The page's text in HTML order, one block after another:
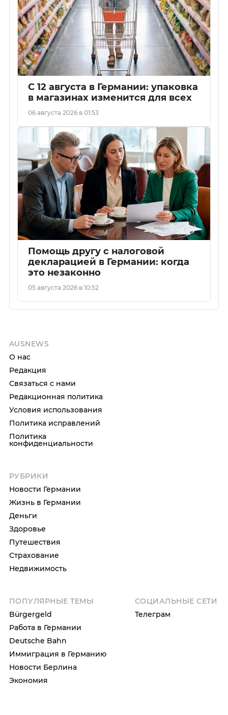
С 12 августа в Германии: упаковка
в магазинах изменится для всех
06 августа 2026 в 01:53
Помощь другу с налоговой
декларацией в Германии: когда
это незаконно
05 августа 2026 в 10:52
AUSNEWS
О нас
Редакция
Связаться с нами
Редакционная политика
Условия использования
Политика исправлений
Политика
конфиденциальности
РУБРИКИ
Новости Германии
Жизнь в Германии
Деньги
Здоровье
Путешествия
Страхование
Недвижимость
ПОПУЛЯРНЫЕ ТЕМЫ
Bürgergeld
Работа в Германии
Deutsche Bahn
Иммиграция в Германию
Новости Берлина
Экономия
СОЦИАЛЬНЫЕ СЕТИ
Телеграм